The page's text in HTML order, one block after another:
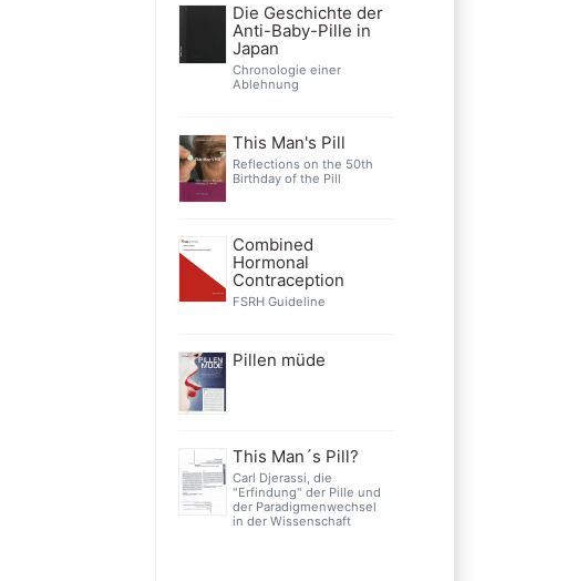
Die Geschichte der
Anti-Baby-Pille in
Japan
Chronologie einer
Ablehnung
This Man's Pill
Reflections on the 50th
Birthday of the Pill
Combined
Hormonal
Contraception
FSRH Guideline
Pillen müde
This Man´s Pill?
Carl Djerassi, die
"Erfindung" der Pille und
der Paradigmenwechsel
in der Wissenschaft